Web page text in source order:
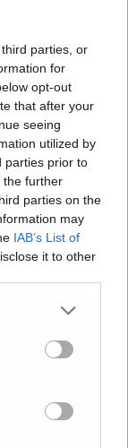
parties, or
for
opt-out
that after your
seeing
utilized by
parties prior to
the further
parties on the
may
IAB’s List of
it to other
scende
volta
forse un